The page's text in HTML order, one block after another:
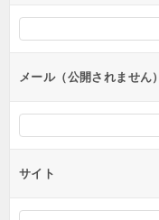
シ
ンメール（公開されません）
サイト